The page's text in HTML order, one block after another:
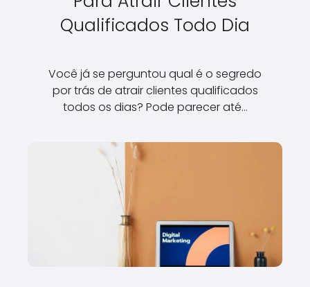
Qualificados Todo Dia
Você já se perguntou qual é o segredo
por trás de atrair clientes qualificados
todos os dias? Pode parecer até…